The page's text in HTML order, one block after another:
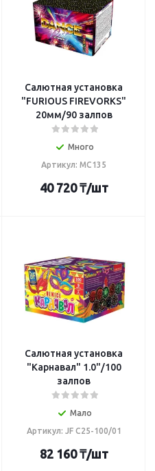
Салютная установка
"FURIOUS FIREVORKS"
20мм/90 залпов
Много
Артикул: MC135
40 720₸/шт
Салютная установка
"Карнавал" 1.0"/100
залпов
Мало
Артикул: JF C25-100/01
82 160₸/шт